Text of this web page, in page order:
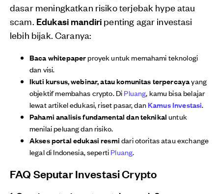
dasar meningkatkan risiko terjebak hype atau
scam. Edukasi mandiri penting agar investasi
lebih bijak. Caranya:
Baca whitepaperproyek untuk memahami teknologi
dan visi.
Ikuti kursus, webinar, atau komunitas terpercayayang
objektif membahas crypto. DiPluang, kamu bisa belajar
lewat artikel edukasi, riset pasar, danKamus Investasi.
Pahami analisis fundamental dan teknikaluntuk
menilai peluang dan risiko.
Akses portal edukasi resmidari otoritas atau exchange
legal di Indonesia, sepertiPluang.
FAQ Seputar Investasi Crypto